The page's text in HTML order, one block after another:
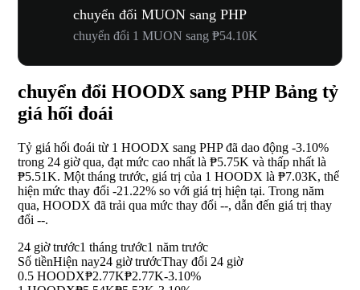
chuyển đổi MUON sang PHP
chuyển đổi 1 MUON sang ₱54.10K
chuyển đổi HOODX sang PHP Bảng tỷ
giá hối đoái
Tỷ giá hối đoái từ 1 HOODX sang PHP đã dao động -3.10%
trong 24 giờ qua, đạt mức cao nhất là ₱5.75K và thấp nhất là
₱5.51K. Một tháng trước, giá trị của 1 HOODX là ₱7.03K, thể
hiện mức thay đổi -21.22% so với giá trị hiện tại. Trong năm
qua, HOODX đã trải qua mức thay đổi --, dẫn đến giá trị thay
đổi --.
24 giờ trước1 tháng trước1 năm trước
Số tiềnHiện nay24 giờ trướcThay đổi 24 giờ
0.5 HOODX₱2.77K₱2.77K-3.10%